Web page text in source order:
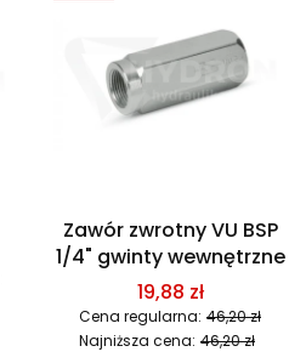
Zawór zwrotny VU BSP
1/4" gwinty wewnętrzne
19,88 zł
Cena regularna: 46,20 zł
Najniższa cena: 46,20 zł